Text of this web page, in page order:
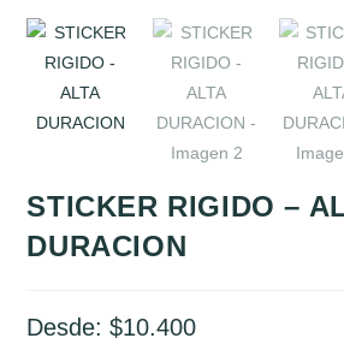
STICKER RIGIDO –
DURACION
Desde:$10.400